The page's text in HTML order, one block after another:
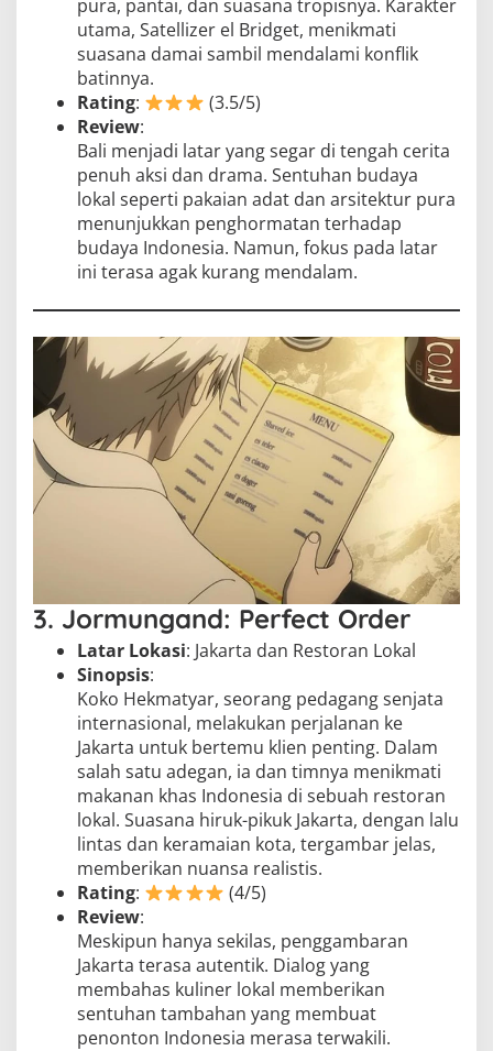
pura, pantai, dan suasana tropisnya. Karakter
utama, Satellizer el Bridget, menikmati
suasana damai sambil mendalami konflik
batinnya.
Rating:
(3.5/5)
Review:
Bali menjadi latar yang segar di tengah cerita
penuh aksi dan drama. Sentuhan budaya
lokal seperti pakaian adat dan arsitektur pura
menunjukkan penghormatan terhadap
budaya Indonesia. Namun, fokus pada latar
ini terasa agak kurang mendalam.
3. Jormungand: Perfect Order
Latar Lokasi: Jakarta dan Restoran Lokal
Sinopsis:
Koko Hekmatyar, seorang pedagang senjata
internasional, melakukan perjalanan ke
Jakarta untuk bertemu klien penting. Dalam
salah satu adegan, ia dan timnya menikmati
makanan khas Indonesia di sebuah restoran
lokal. Suasana hiruk-pikuk Jakarta, dengan lalu
lintas dan keramaian kota, tergambar jelas,
memberikan nuansa realistis.
Rating:
(4/5)
Review:
Meskipun hanya sekilas, penggambaran
Jakarta terasa autentik. Dialog yang
membahas kuliner lokal memberikan
sentuhan tambahan yang membuat
penonton Indonesia merasa terwakili.